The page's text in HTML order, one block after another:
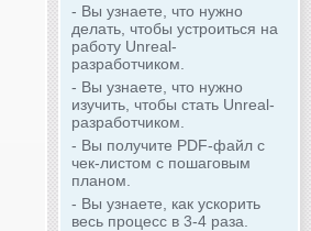
- Вы узнаете, что нужно
делать, чтобы устроиться на
работу Unreal-
разработчиком.
- Вы узнаете, что нужно
изучить, чтобы стать Unreal-
разработчиком.
- Вы получите PDF-файл с
чек-листом с пошаговым
планом.
- Вы узнаете, как ускорить
весь процесс в 3-4 раза.